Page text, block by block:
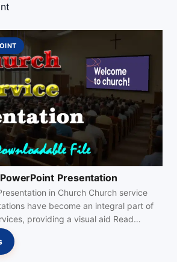
Presentation
in Church Church service
have become an integral part of
providing a visual aid Read